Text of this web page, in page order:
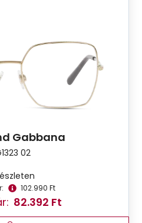
Gabbana
02
102.990 Ft
82.392 Ft